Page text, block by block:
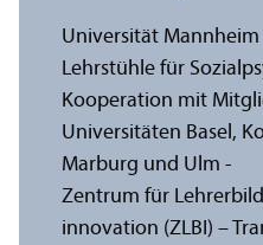
Universität Mannheim
Lehr­stühle für
Kooperation mit
Universitäten Basel,
Marburg und Ulm -
Zentrum für
innovation (ZLBI) –